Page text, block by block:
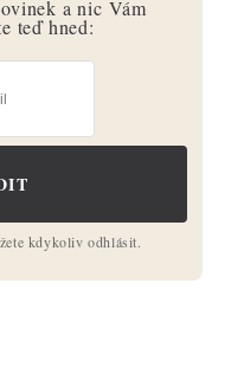
a nic Vám
teď hned:
kdykoliv odhlásit.